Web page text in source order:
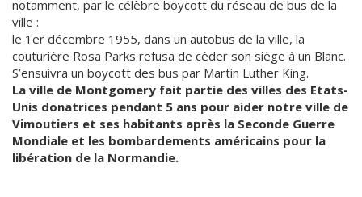
notamment, par le célèbre boycott du réseau de bus de la
ville :
le 1er décembre 1955, dans un autobus de la ville, la
couturière Rosa Parks refusa de céder son siège à un Blanc.
S’ensuivra un boycott des bus par Martin Luther King.
La ville de Montgomery fait partie des villes des Etats-
Unis donatrices pendant 5 ans pour aider notre ville de
Vimoutiers et ses habitants après la Seconde Guerre
Mondiale et les bombardements américains pour la
libération de la Normandie.